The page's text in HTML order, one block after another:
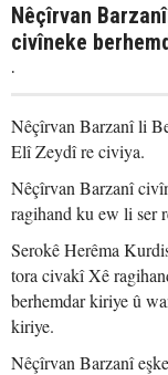
Nêçîrvan
civîneke
.
Nêçîrvan Barzanî li
Elî Zeydî re civiya.
Nêçîrvan Barzanî
ragihand ku ew li ser
Serokê Herêma
tora civakî Xê
berhemdar kiriye û
kiriye.
Nêçîrvan Barzanî